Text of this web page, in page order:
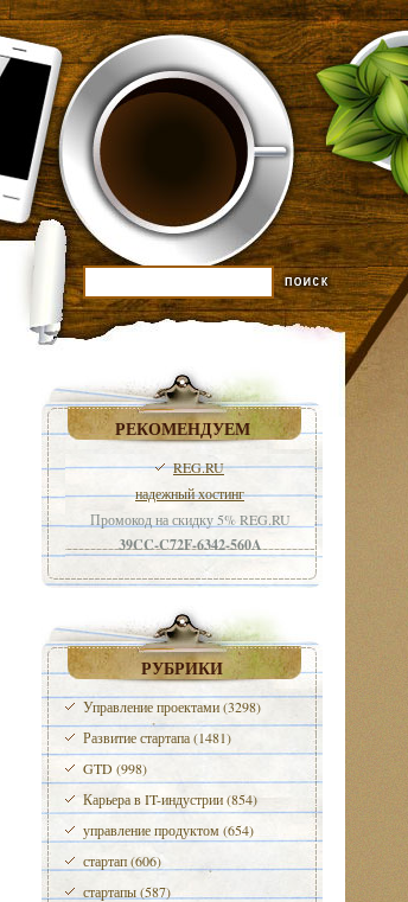
РЕКОМЕНДУЕМ
REG.RU
надежный хостинг
Промокод на скидку 5% REG.RU
39CC-C72F-6342-560A
РУБРИКИ
Управление проектами (3298)
Развитие стартапа (1481)
GTD (998)
Карьера в IT-индустрии (854)
управление продуктом (654)
стартап (606)
стартапы (587)